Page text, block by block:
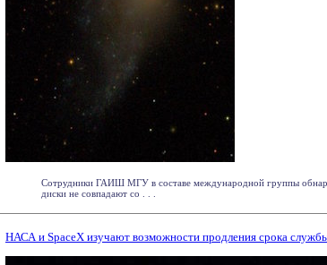
Сотрудники ГАИШ МГУ в составе международной группы
диски не совпадают со . . .
НАСА и SpaceX изучают возможности продления срока